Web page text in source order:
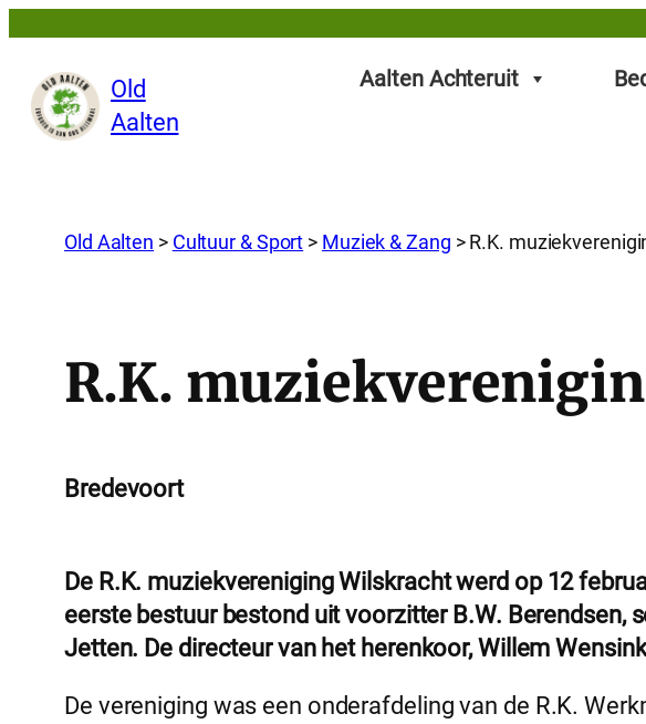
Old
Aalten
Aalten Achteruit
Old Aalten > Cultuur & Sport > Muziek & Zang >R.K.
R.K.
Bredevoort
De R.K. muziekvereniging Wilskracht werd op 12
eerste bestuur bestond uit voorzitter B.W. Berendsen,
Jetten. De directeur van het herenkoor, Willem
De vereniging was een onderafdeling van de R.K.